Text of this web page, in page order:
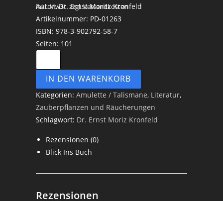
inkl. MwSt. zzgl. Versandkosten
Autor: Dr. Ernst Moritz Kronfeld
Artikelnummer: PD-01263
ISBN: 978-3-902792-58-7
Seiten: 101
IN DEN WARENKORB
Kategorien:Amulette / Talismane, Literatur,
Zauberpflanzen und Räucherungen
Schlagwort: Dr. Ernst Moriz Kronfeld
Rezensionen (0)
Blick Ins Buch
Rezensionen